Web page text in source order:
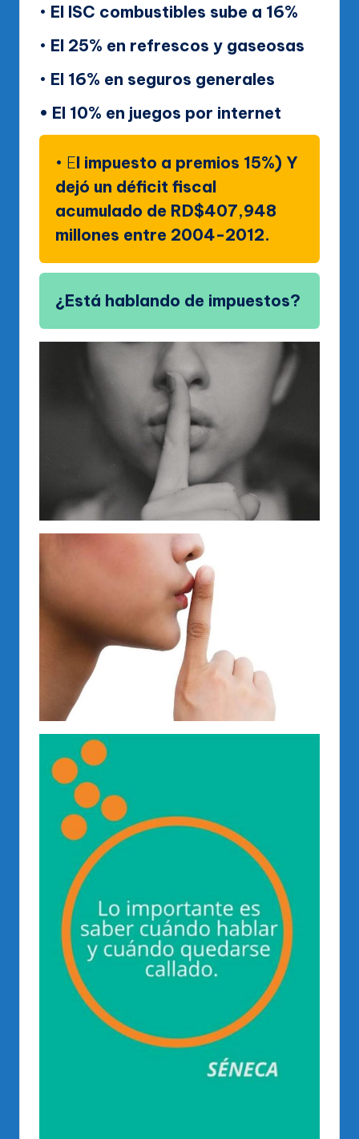
• El ISC combustibles sube a 16%
• El 25% en refrescos y gaseosas
• El 16% en seguros generales
• El 10% en juegos por internet
• El impuesto a premios 15%) Y
dejó un déficit fiscal
acumulado de RD$407,948
millones entre 2004-2012.
¿Está hablando de impuestos?